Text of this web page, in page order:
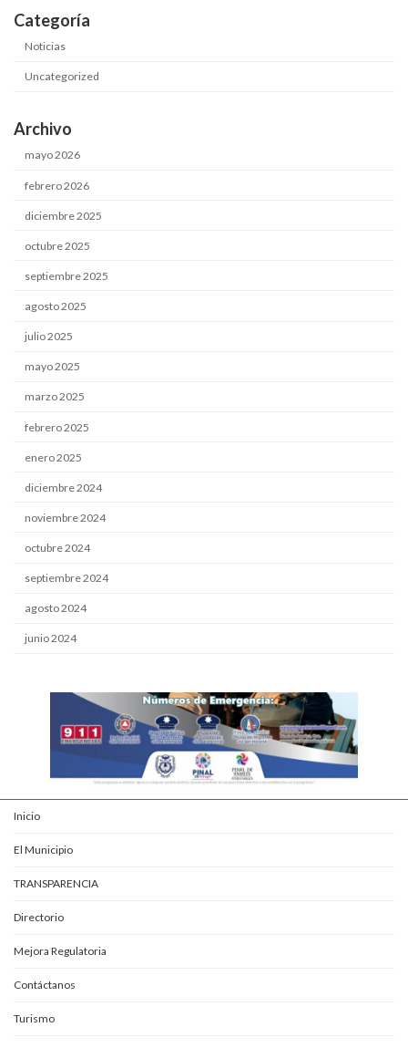
Categoría
Noticias
Uncategorized
Archivo
mayo 2026
febrero 2026
diciembre 2025
octubre 2025
septiembre 2025
agosto 2025
julio 2025
mayo 2025
marzo 2025
febrero 2025
enero 2025
diciembre 2024
noviembre 2024
octubre 2024
septiembre 2024
agosto 2024
junio 2024
Inicio
El Municipio
TRANSPARENCIA
Directorio
Mejora Regulatoria
Contáctanos
Turismo